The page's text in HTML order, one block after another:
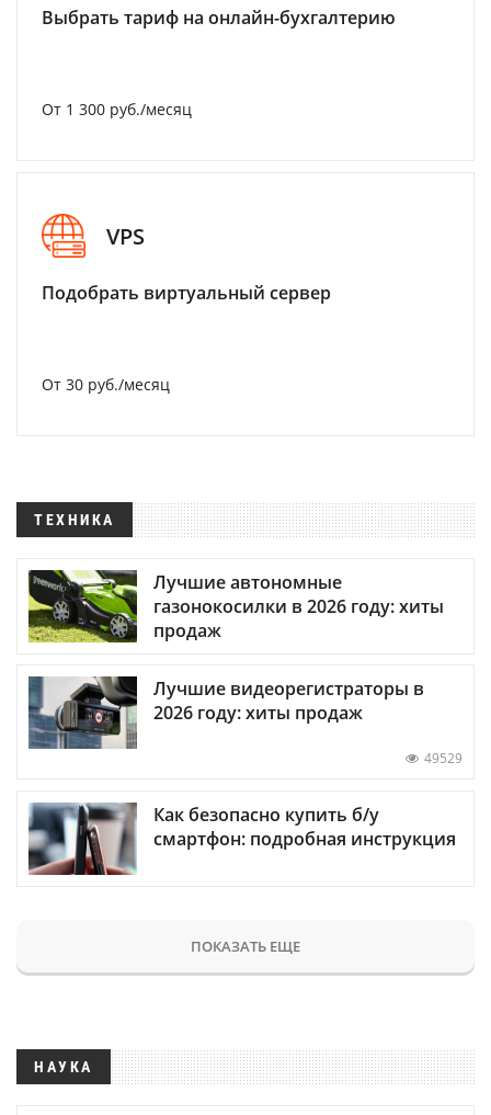
Выбрать тариф на онлайн-бухгалтерию
От 1 300 руб./месяц
VPS
Подобрать виртуальный сервер
От 30 руб./месяц
ТЕХНИКА
Лучшие автономные
газонокосилки в 2026 году: хиты
продаж
Лучшие видеорегистраторы в
2026 году: хиты продаж
49529
Как безопасно купить б/у
смартфон: подробная инструкция
ПОКАЗАТЬ ЕЩЕ
НАУКА